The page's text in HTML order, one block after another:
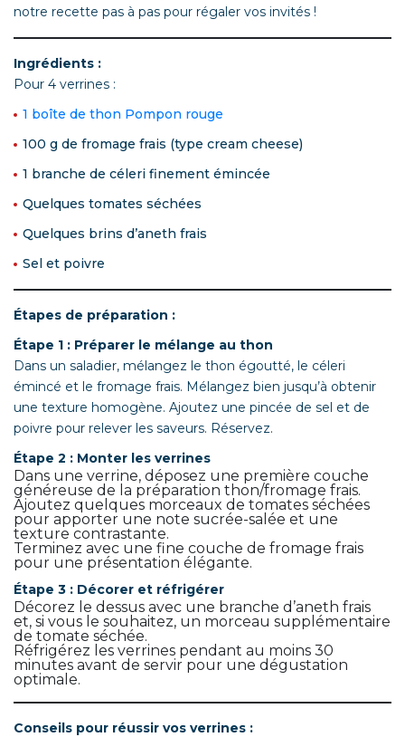
notre recette pas à pas pour régaler vos invités !
Ingrédients :
Pour 4 verrines :
1 boîte de thon Pompon rouge
100 g de fromage frais (type cream cheese)
1 branche de céleri finement émincée
Quelques tomates séchées
Quelques brins d’aneth frais
Sel et poivre
Étapes de préparation :
Étape 1 : Préparer le mélange au thon
Dans un saladier, mélangez le thon égoutté, le céleri
émincé et le fromage frais. Mélangez bien jusqu’à obtenir
une texture homogène. Ajoutez une pincée de sel et de
poivre pour relever les saveurs. Réservez.
Étape 2 : Monter les verrines
Dans une verrine, déposez une première couche
généreuse de la préparation thon/fromage frais.
Ajoutez quelques morceaux de tomates séchées
pour apporter une note sucrée-salée et une
texture contrastante.
Terminez avec une fine couche de fromage frais
pour une présentation élégante.
Étape 3 : Décorer et réfrigérer
Décorez le dessus avec une branche d’aneth frais
et, si vous le souhaitez, un morceau supplémentaire
de tomate séchée.
Réfrigérez les verrines pendant au moins 30
minutes avant de servir pour une dégustation
optimale.
Conseils pour réussir vos verrines :